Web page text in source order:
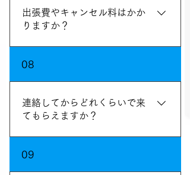
出張費やキャンセル料はかか
りますか？
08
連絡してからどれくらいで来
てもらえますか？
09